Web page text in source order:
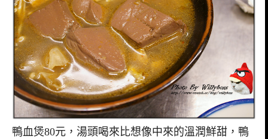
鴨血煲80元，湯頭喝來比想像中來的溫潤鮮甜，鴨